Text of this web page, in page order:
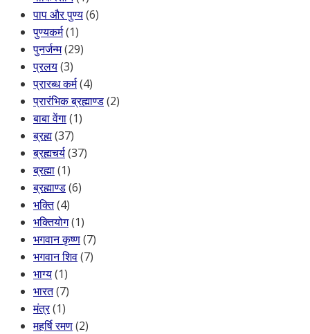
पाप और पुण्य(6)
पुण्यकर्म(1)
पुनर्जन्म(29)
प्रलय(3)
प्रारब्ध कर्म(4)
प्रारंभिक ब्रह्माण्ड(2)
बाबा वेंगा(1)
ब्रह्म(37)
ब्रह्मचर्य(37)
ब्रह्मा(1)
ब्रह्माण्ड(6)
भक्ति(4)
भक्तियोग(1)
भगवान कृष्ण(7)
भगवान शिव(7)
भाग्य(1)
भारत(7)
मंत्र(1)
महर्षि रमण(2)